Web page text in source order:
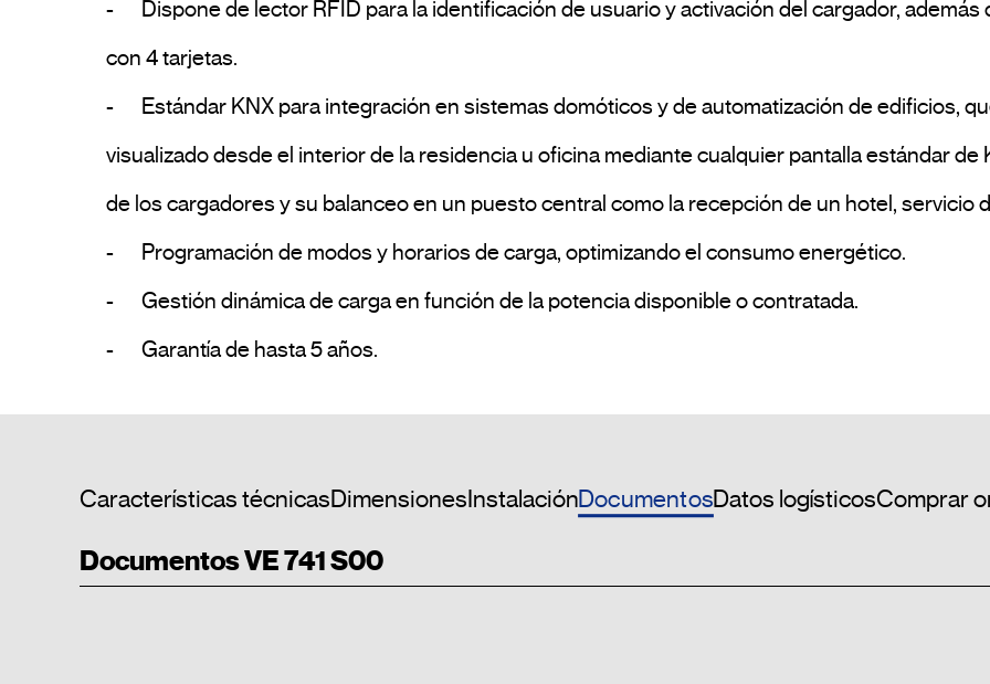
-	Dispone de lector RFID para la identificación de usuario y activación del cargador, además de la salida. Cada cargador se suministra
con 4 tarjetas.
-	Estándar KNX para integración en sistemas domóticos y de automatización de edificios, que permite poder ser gestionado y
visualizado desde el interior de la residencia u oficina mediante cualquier pantalla estándar
de los cargadores y su balanceo en un puesto central como la recepción de un hotel, servicio
-	Programación de modos y horarios de carga, optimizando el consumo energético.
-	Gestión dinámica de carga en función de la potencia disponible o contratada.
Características técnicasDimensionesInstalaciónDocumentosDatos logísticosComprar
Documentos VE 741 S00